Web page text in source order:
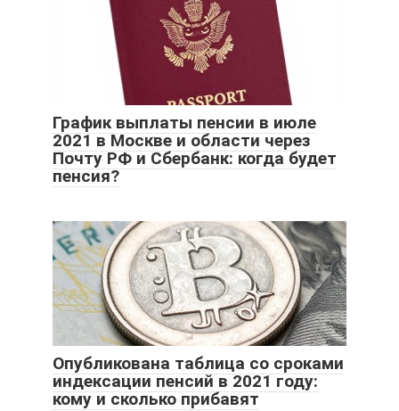
График выплаты пенсии в июле
2021 в Москве и области через
Почту РФ и Сбербанк: когда будет
пенсия?
Опубликована таблица со сроками
индексации пенсий в 2021 году:
кому и сколько прибавят